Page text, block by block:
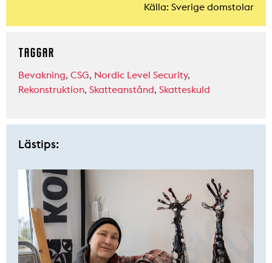
Källa: Sverige domstolar
TAGGAR
Bevakning, CSG, Nordic Level Security,
Rekonstruktion, Skatteanstånd, Skatteskuld
Lästips: